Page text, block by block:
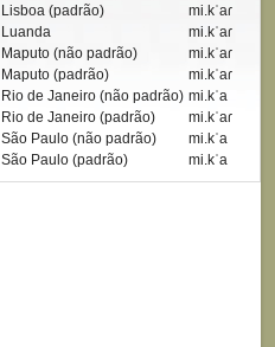
Lisboa (padrão)
mi.kˈaɾ
Luanda
mi.kˈaɾ
Maputo (não padrão)
mi.kˈaɾ
Maputo (padrão)
mi.kˈaɾ
Rio de Janeiro (não padrão) mi.kˈa
Rio de Janeiro (padrão)
mi.kˈaɾ
São Paulo (não padrão)
mi.kˈa
São Paulo (padrão)
mi.kˈa